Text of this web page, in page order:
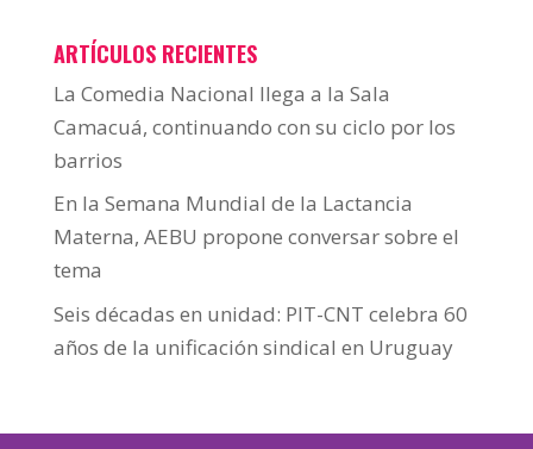
ARTÍCULOS RECIENTES
La Comedia Nacional llega a la Sala
Camacuá, continuando con su ciclo por los
barrios
En la Semana Mundial de la Lactancia
Materna, AEBU propone conversar sobre el
tema
Seis décadas en unidad: PIT-CNT celebra 60
años de la unificación sindical en Uruguay